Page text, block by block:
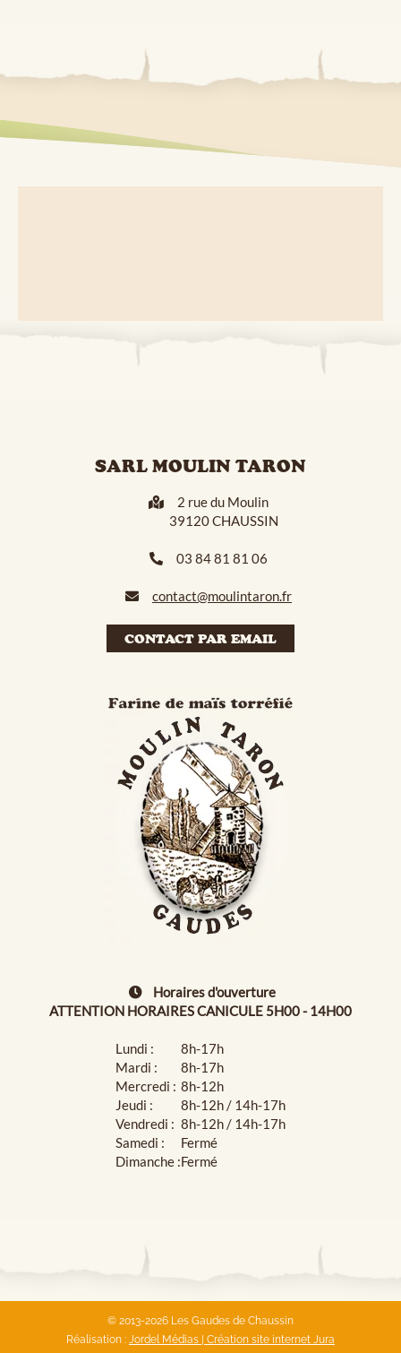
SARL MOULIN TARON
2 rue du Moulin
39120 CHAUSSIN
03 84 81 81 06
contact@moulintaron.fr
CONTACT PAR EMAIL
Horaires d'ouverture
ATTENTION HORAIRES CANICULE 5H00 - 14H00
Lundi :
8h-17h
Mardi :
8h-17h
Mercredi : 8h-12h
Jeudi :
8h-12h / 14h-17h
Vendredi : 8h-12h / 14h-17h
Samedi :
Fermé
Dimanche :Fermé
© 2013-2026 Les Gaudes de Chaussin
Réalisation : Jordel Médias | Création site internet Jura